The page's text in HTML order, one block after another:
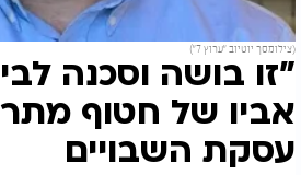
(צילומסך יוטיוב "ערוץ 7")
"זו בושה וסכנה
אביו של חטוף
עסקת השבויים